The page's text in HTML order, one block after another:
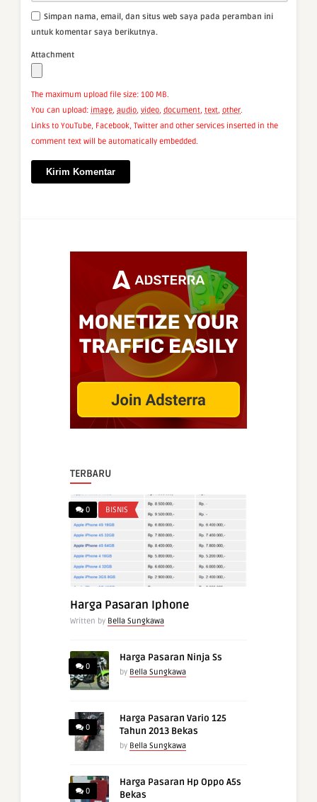
Simpan nama, email, dan situs web saya pada peramban ini
untuk komentar saya berikutnya.
Attachment
The maximum upload file size: 100 MB.
You can upload: image, audio, video, document, text, other.
Links to YouTube, Facebook, Twitter and other services inserted in the
comment text will be automatically embedded.
TERBARU
0 BISNIS
Harga Pasaran Iphone
Written by Bella Sungkawa
0
Harga Pasaran Ninja Ss
by Bella Sungkawa
0
Harga Pasaran Vario 125
Tahun 2013 Bekas
by Bella Sungkawa
0
Harga Pasaran Hp Oppo A5s
Bekas